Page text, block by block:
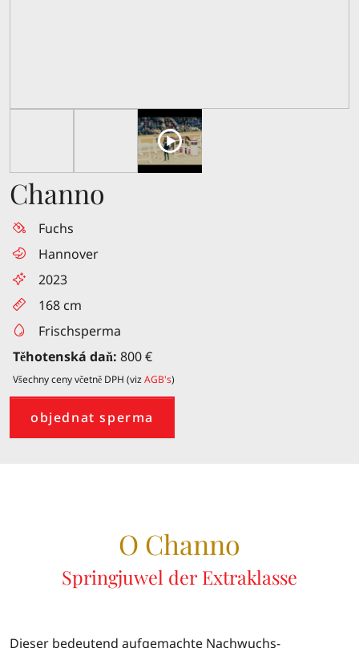
Channo
Fuchs
Hannover
2023
168 cm
Frischsperma
Těhotenská daň: 800 €
Všechny ceny včetně DPH (vizAGB's)
objednat sperma
O Channo
Springjuwel der Extraklasse
Dieser bedeutend aufgemachte Nachwuchs-